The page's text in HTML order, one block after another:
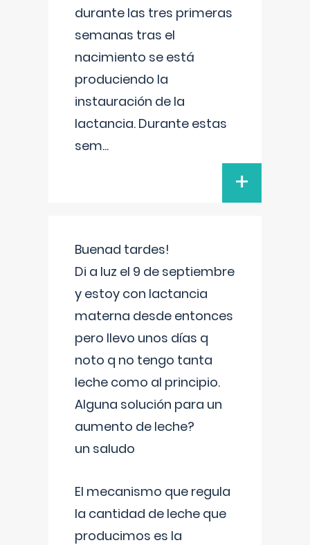
durante las tres primeras
semanas tras el
nacimiento se está
produciendo la
instauración de la
lactancia. Durante estas
sem...
+
Buenad tardes!
Di a luz el 9 de septiembre
y estoy con lactancia
materna desde entonces
pero llevo unos días q
noto q no tengo tanta
leche como al principio.
Alguna solución para un
aumento de leche?
un saludo
El mecanismo que regula
la cantidad de leche que
producimos es la